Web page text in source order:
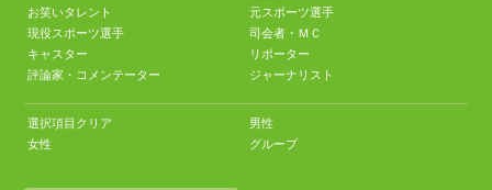
お笑いタレント
元スポーツ選手
現役スポーツ選手
司会者・ＭＣ
キャスター
リポーター
評論家・コメンテーター
ジャーナリスト
選択項目クリア
男性
女性
グループ